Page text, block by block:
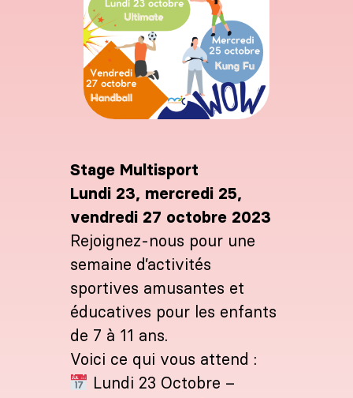
Stage Multisport
Lundi 23, mercredi 25,
vendredi 27 octobre 2023
Rejoignez-nous pour une
semaine d’activités
sportives amusantes et
éducatives pour les enfants
de 7 à 11 ans.
Voici ce qui vous attend :
Lundi 23 Octobre –